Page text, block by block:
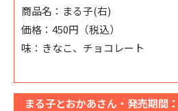
商品名：まる子(右)
価格：450円（税込）
味：きなこ、チョコレート
まる子とおかあさん・発売期間